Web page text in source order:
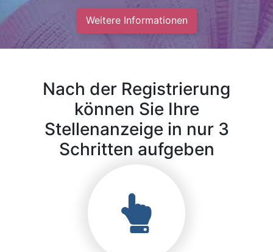
Weitere Informationen
Nach der Registrierung
können Sie Ihre
Stellenanzeige in nur 3
Schritten aufgeben